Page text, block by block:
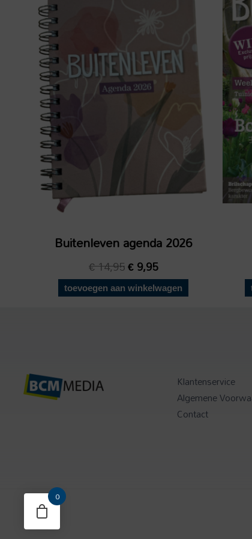
Buitenleven agenda 2026
€14,95€9,95
toevoegen aan winkelwagen
Klantenservice
Algemene
Contact
0